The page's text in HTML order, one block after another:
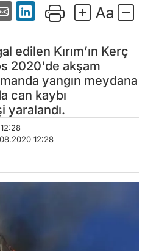
edilen Kırım’ın Kerç
2020'de akşam
yangın meydana
can kaybı
yaralandı.
12:28